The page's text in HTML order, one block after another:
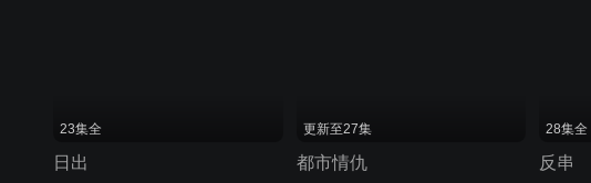
23集全
日出
更新至27集
都市情仇
28集全
反串